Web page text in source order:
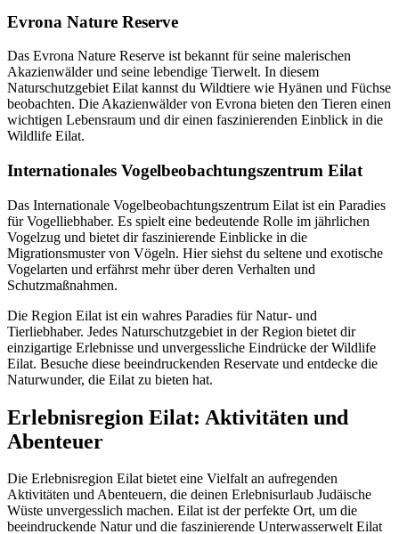
Evrona Nature Reserve
Das Evrona Nature Reserve ist bekannt für seine malerischen
Akazienwälder und seine lebendige Tierwelt. In diesem
Naturschutzgebiet Eilat kannst du Wildtiere wie Hyänen und Füchse
beobachten. Die Akazienwälder von Evrona bieten den Tieren einen
wichtigen Lebensraum und dir einen faszinierenden Einblick in die
Wildlife Eilat.
Internationales Vogelbeobachtungszentrum Eilat
Das Internationale Vogelbeobachtungszentrum Eilat ist ein Paradies
für Vogelliebhaber. Es spielt eine bedeutende Rolle im jährlichen
Vogelzug und bietet dir faszinierende Einblicke in die
Migrationsmuster von Vögeln. Hier siehst du seltene und exotische
Vogelarten und erfährst mehr über deren Verhalten und
Schutzmaßnahmen.
Die Region Eilat ist ein wahres Paradies für Natur- und
Tierliebhaber. Jedes Naturschutzgebiet in der Region bietet dir
einzigartige Erlebnisse und unvergessliche Eindrücke der Wildlife
Eilat. Besuche diese beeindruckenden Reservate und entdecke die
Naturwunder, die Eilat zu bieten hat.
Erlebnisregion Eilat: Aktivitäten und
Abenteuer
Die Erlebnisregion Eilat bietet eine Vielfalt an aufregenden
Aktivitäten und Abenteuern, die deinen Erlebnisurlaub Judäische
Wüste unvergesslich machen. Eilat ist der perfekte Ort, um die
beeindruckende Natur und die faszinierende Unterwasserwelt Eilat